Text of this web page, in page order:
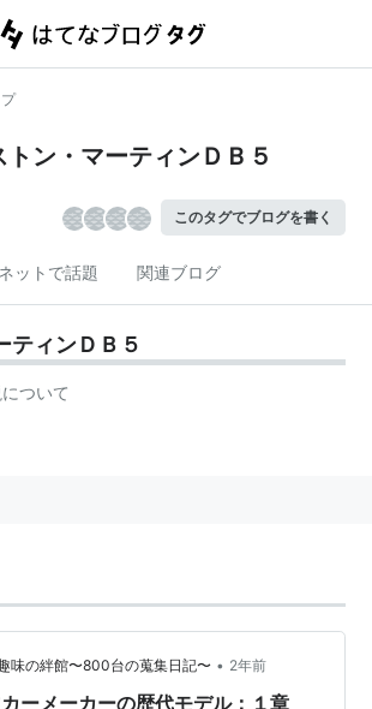
トン・マーティンＤＢ５
このタグでブログを書く
ネットで話題 関連ブログ
ティンＤＢ５
ついて
味の絆館〜800台の蒐集日記〜 • 2年前
ーメーカーの歴代モデル：１章